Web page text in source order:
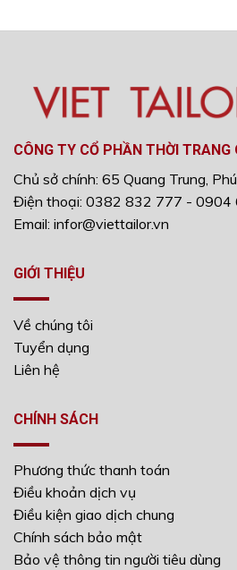
CÔNG TY CỔ PHẦN THỜI TRANG
Chủ sở chính: 65 Quang Trung,
Điện thoại: 0382 832 777 - 0904
Email: infor@viettailor.vn
GIỚI THIỆU
Về chúng tôi
Tuyển dụng
Liên hệ
CHÍNH SÁCH
Phương thức thanh toán
Điều khoản dịch vụ
Điều kiện giao dịch chung
Chính sách bảo mật
Bảo vệ thông tin người tiêu dùng